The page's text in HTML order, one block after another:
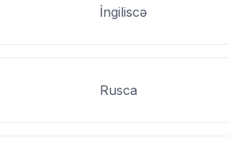
İngiliscə
Rusca